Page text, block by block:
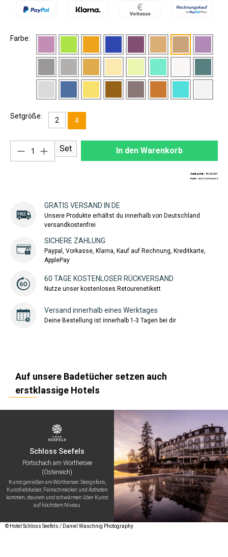
Farbe:
Setgröße: 2 4
Produkt Anzahl: Gib den gewünschten
Set In den Warenkorb
Artikel-Nr.: BU00431
EAN: 4260747999418
GRATIS VERSAND IN DE
Unsere Produkte erhältst du innerhalb von Deutschland
versandkostenfrei
SICHERE ZAHLUNG
Paypal, Vorkasse, Klarna, Kauf auf Rechnung, Kreditkarte,
ApplePay
60 TAGE KOSTENLOSER RÜCKVERSAND
Nutze unser kostenloses Retourenetikett
Versand innerhalb eines Werktages
Deine Bestellung ist innerhalb 1-3 Tagen bei dir
Auf unsere Badetücher setzen auch
erstklassige Hotels
Schloss Seefels
Pörtschach am Wörthersee
(Österreich)
Kunst genießen am Wörthersee: Designfans,
Kunstliebhaber, Feinschmecker und Ästheten
kommen, staunen und schwärmen über Kunst
auf höchstem Niveau
© Hotel Schloss Seefels / Daniel Waschnig Photography